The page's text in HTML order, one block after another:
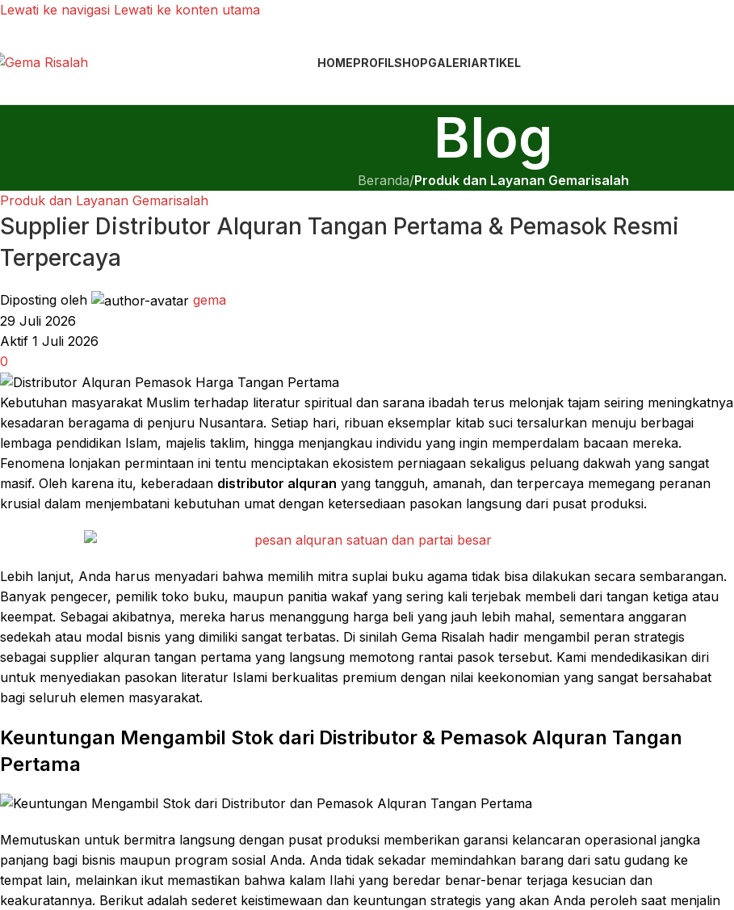
Lewati ke navigasi Lewati ke konten utama
HOMEPROFILSHOPGALERIARTIKEL
Blog
Beranda/Produk dan Layanan Gemarisalah
Produk dan Layanan Gemarisalah
Supplier Distributor Alquran Tangan Pertama & Pemasok Resmi
Terpercaya
Diposting oleh
gema
29 Juli 2026
Aktif 1 Juli 2026
0
Kebutuhan masyarakat Muslim terhadap literatur spiritual dan sarana ibadah terus melonjak tajam seiring meningkatnya
kesadaran beragama di penjuru Nusantara. Setiap hari, ribuan eksemplar kitab suci tersalurkan menuju berbagai
lembaga pendidikan Islam, majelis taklim, hingga menjangkau individu yang ingin memperdalam bacaan mereka.
Fenomena lonjakan permintaan ini tentu menciptakan ekosistem perniagaan sekaligus peluang dakwah yang sangat
masif. Oleh karena itu, keberadaan distributor alquran yang tangguh, amanah, dan terpercaya memegang peranan
krusial dalam menjembatani kebutuhan umat dengan ketersediaan pasokan langsung dari pusat produksi.
Lebih lanjut, Anda harus menyadari bahwa memilih mitra suplai buku agama tidak bisa dilakukan secara sembarangan.
Banyak pengecer, pemilik toko buku, maupun panitia wakaf yang sering kali terjebak membeli dari tangan ketiga atau
keempat. Sebagai akibatnya, mereka harus menanggung harga beli yang jauh lebih mahal, sementara anggaran
sedekah atau modal bisnis yang dimiliki sangat terbatas. Di sinilah Gema Risalah hadir mengambil peran strategis
sebagai supplier alquran tangan pertama yang langsung memotong rantai pasok tersebut. Kami mendedikasikan diri
untuk menyediakan pasokan literatur Islami berkualitas premium dengan nilai keekonomian yang sangat bersahabat
bagi seluruh elemen masyarakat.
Keuntungan Mengambil Stok dari Distributor & Pemasok Alquran Tangan
Pertama
Memutuskan untuk bermitra langsung dengan pusat produksi memberikan garansi kelancaran operasional jangka
panjang bagi bisnis maupun program sosial Anda. Anda tidak sekadar memindahkan barang dari satu gudang ke
tempat lain, melainkan ikut memastikan bahwa kalam Ilahi yang beredar benar-benar terjaga kesucian dan
keakuratannya. Berikut adalah sederet keistimewaan dan keuntungan strategis yang akan Anda peroleh saat menjalin